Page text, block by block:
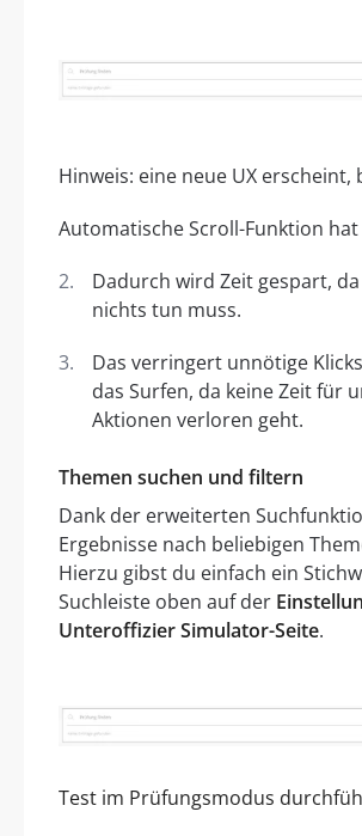
Hinweis: eine neue UX
Automatische Scroll-Funktion hat
Dadurch wird Zeit gespart,
nichts tun muss.
Das verringert unnötige
das Surfen, da keine Zeit für
Aktionen verloren geht.
Themen suchen und filtern
Dank der erweiterten
Ergebnisse nach beliebigen
Hierzu gibst du einfach ein
Suchleiste oben auf der
Unteroffizier Simulator-Seite.
Test im Prüfungsmodus